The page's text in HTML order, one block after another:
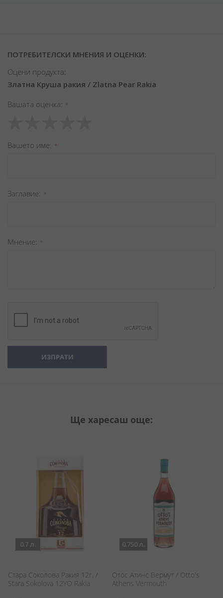
ПОТРЕБИТЕЛСКИ МНЕНИЯ И ОЦЕНКИ:
Оцени продукта:
Златна Круша ракия / Zlatna Pear Rakia
Вашата оценка
star
stars
stars
stars
stars
Вашето име
Заглавиe
Мнение
ИЗПРАТИ
Ще харесаш още:
0.7 л.
Стара Соколова Ракия 12г. /
Stara Sokolova 12YO Rakia
0.750 л.
Отос Атинс Вермут / Otto's
Athens Vermouth